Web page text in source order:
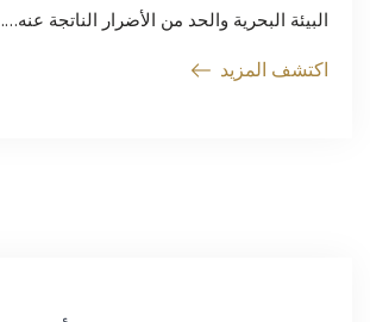
البيئة البحرية والحد من الأضرار الناتجة عنه….
اكتشف المزيد